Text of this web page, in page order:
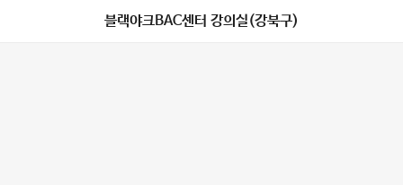
블랙야크BAC센터 강의실(강북구)